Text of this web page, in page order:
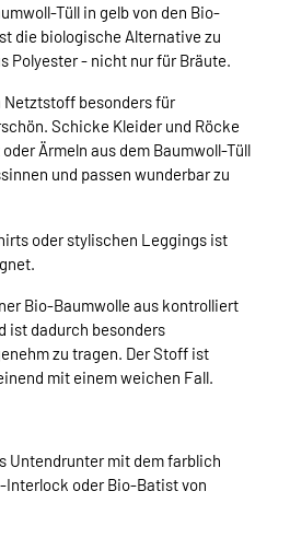
Tüll in gelb von den Bio-
die biologische Alternative zu
Polyester - nicht nur für Bräute.
besonders für
Schicke Kleider und Röcke
Ärmeln aus dem Baumwoll-Tüll
und passen wunderbar zu
oder stylischen Leggings ist
Bio-Baumwolle aus kontrolliert
ist dadurch besonders
zu tragen. Der Stoff ist
mit einem weichen Fall.
Untendrunter mit dem farblich
Interlock oder Bio-Batist von